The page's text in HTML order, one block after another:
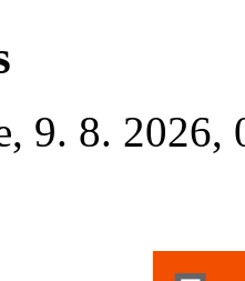
, 9. 8. 2026,